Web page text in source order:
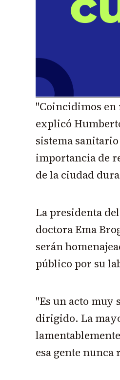
"Coincidimos
explicó
sistema
importancia de
de la ciudad
La presidenta
doctora Ema
serán
público por su
"Es un acto muy
dirigido. La
esa gente